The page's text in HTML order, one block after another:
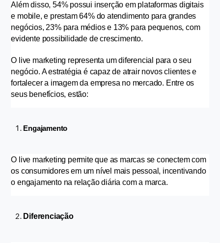
Além disso, 54% possui inserção em plataformas digitais
e mobile, e prestam 64% do atendimento para grandes
negócios, 23% para médios e 13% para pequenos, com
evidente possibilidade de crescimento.
O live marketing representa um diferencial para o seu
negócio. A estratégia é capaz de atrair novos clientes e
fortalecer a imagem da empresa no mercado. Entre os
seus benefícios, estão:
Engajamento
O live marketing permite que as marcas se conectem com
os consumidores em um nível mais pessoal, incentivando
o engajamento na relação diária com a marca.
Diferenciação